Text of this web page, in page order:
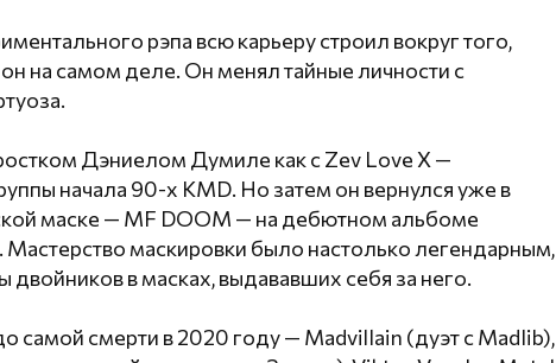
рэпа всю карьеру строил вокруг того,
он на самом деле. Он менял тайные личности с
Дэниелом Думиле как с Zev Love X —
начала 90-х KMD. Но затем он вернулся уже в
маске — MF DOOM — на дебютном альбоме
маскировки было настолько легендарным,
двойников в масках, выдававших себя за него.
смерти в 2020 году — Madvillain (дуэт с Madlib),